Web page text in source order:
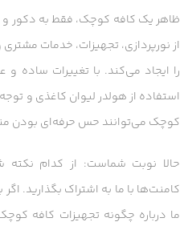
ظاهر یک کافه کوچک، فقط به دکور
از نورپردازی، تجهیزات، خدمات
را ایجاد می‌کند. با تغییرات ساده
استفاده از هولدر لیوان کاغذی و
کوچک می‌توانند حس حرفه‌ای بودن
حالا نوبت شماست: از کدام نکته
کامنت‌ها با ما به اشتراک بگذارید.
ما درباره چگونه تجهیزات کافه